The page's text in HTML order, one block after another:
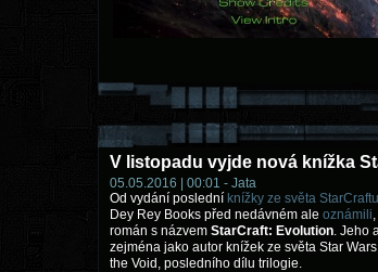
V listopadu vyjde nová knížka
05.05.2016 | 00:01 - Jata
Od vydání poslední knížky ze světa StarCraftu
Dey Rey Books před nedávném ale oznámili
román s názvem StarCraft: Evolution. Jeho
zejména jako autor knížek ze světa Star
the Void, posledního dílu trilogie.